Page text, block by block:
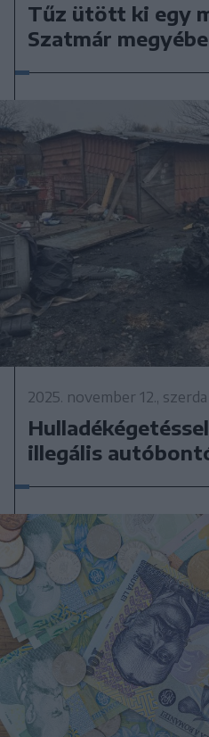
Tűz ütött ki egy
Szatmár
2025. november 12., szerda
illegális